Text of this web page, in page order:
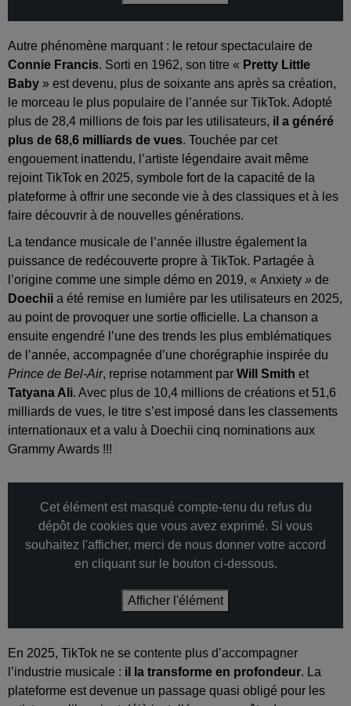
Autre phénomène marquant : le retour spectaculaire de
Connie Francis. Sorti en 1962, son titre « Pretty Little
Baby » est devenu, plus de soixante ans après sa création,
le morceau le plus populaire de l’année sur TikTok. Adopté
plus de 28,4 millions de fois par les utilisateurs, il a généré
plus de 68,6 milliards de vues. Touchée par cet
engouement inattendu, l’artiste légendaire avait même
rejoint TikTok en 2025, symbole fort de la capacité de la
plateforme à offrir une seconde vie à des classiques et à les
faire découvrir à de nouvelles générations.
La tendance musicale de l’année illustre également la
puissance de redécouverte propre à TikTok. Partagée à
l’origine comme une simple démo en 2019, « Anxiety » de
Doechii a été remise en lumière par les utilisateurs en 2025,
au point de provoquer une sortie officielle. La chanson a
ensuite engendré l’une des trends les plus emblématiques
de l’année, accompagnée d’une chorégraphie inspirée du
Prince de Bel-Air, reprise notamment par Will Smith et
Tatyana Ali. Avec plus de 10,4 millions de créations et 51,6
milliards de vues, le titre s’est imposé dans les classements
internationaux et a valu à Doechii cinq nominations aux
Grammy Awards !!!
Cet élément est masqué compte-tenu du refus du
dépôt de cookies que vous avez exprimé. Si vous
souhaitez l'afficher, merci de nous donner votre accord
en cliquant sur le bouton ci-dessous.
Afficher l'élément
En 2025, TikTok ne se contente plus d’accompagner
l’industrie musicale : il la transforme en profondeur. La
plateforme est devenue un passage quasi obligé pour les